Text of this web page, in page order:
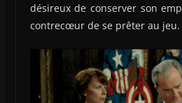
désireux de conserver son
contrecœur de se prêter au jeu.